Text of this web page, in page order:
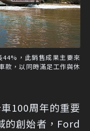
，此銷售成果主要來
款，以同時滿足工作與休
100周年的重要
的創始者，Ford